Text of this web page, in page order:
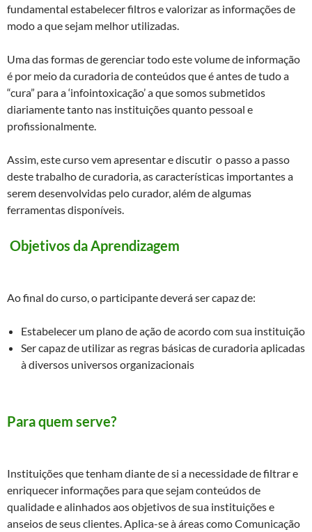
fundamental estabelecer filtros e valorizar as informações de
modo a que sejam melhor utilizadas.
Uma das formas de gerenciar todo este volume de informação
é por meio da curadoria de conteúdos que é antes de tudo a
“cura” para a ‘infointoxicação’ a que somos submetidos
diariamente tanto nas instituições quanto pessoal e
profissionalmente.
Assim, este curso vem apresentar e discutir o passo a passo
deste trabalho de curadoria, as características importantes a
serem desenvolvidas pelo curador, além de algumas
ferramentas disponíveis.
Objetivos da Aprendizagem
Ao final do curso, o participante deverá ser capaz de:
Estabelecer um plano de ação de acordo com sua instituição
Ser capaz de utilizar as regras básicas de curadoria aplicadas
à diversos universos organizacionais
Para quem serve?
Instituições que tenham diante de si a necessidade de filtrar e
enriquecer informações para que sejam conteúdos de
qualidade e alinhados aos objetivos de sua instituições e
anseios de seus clientes. Aplica-se à áreas como Comunicação